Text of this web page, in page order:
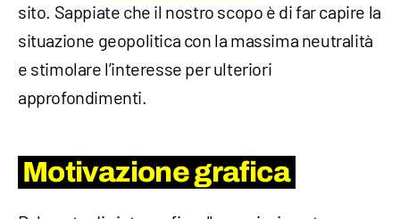
sito. Sappiate che il nostro scopo è di far capire la
situazione geopolitica con la massima neutralità
e stimolare l’interesse per ulteriori
approfondimenti.
Motivazione grafica